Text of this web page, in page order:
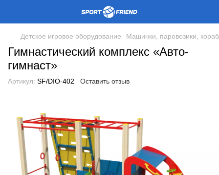
Детское игровое оборудование Машинки, паровозики,
Гимнастический комплекс «Авто-
гимнаст»
Артикул: SF/DIO-402 Оставить отзыв